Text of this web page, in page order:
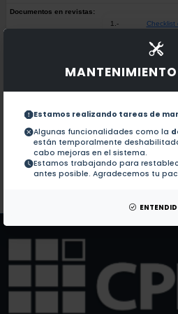
Estamos realizando tareas de
Algunas funcionalidades como la
están temporalmente
cabo mejoras en el sistema.
Estamos trabajando para
antes posible. Agradecemos tu
Documentos en revistas:
1.-
Checklist
Colaboraciones en Tesis:
1.-
Patrones
2.-
3.-
No hay patentes de